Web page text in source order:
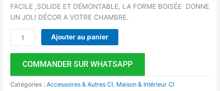
FACILE ,SOLIDE ET DÉMONTABLE, LA FORME BOISÉE DONNE
UN JOLI DÉCOR A VOTRE CHAMBRE.
Ajouter au panier
COMMANDER SUR WHATSAPP
Catégories :Accessoires & Autres CI, Maison & Intérieur CI